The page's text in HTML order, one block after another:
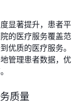
显著提升，患者平
的医疗服务覆盖范
优质的医疗服务。
管理患者数据，优
质量